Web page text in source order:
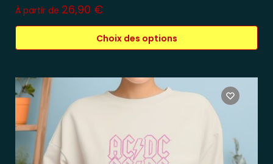
À partir de 26,90 €
Choix des options